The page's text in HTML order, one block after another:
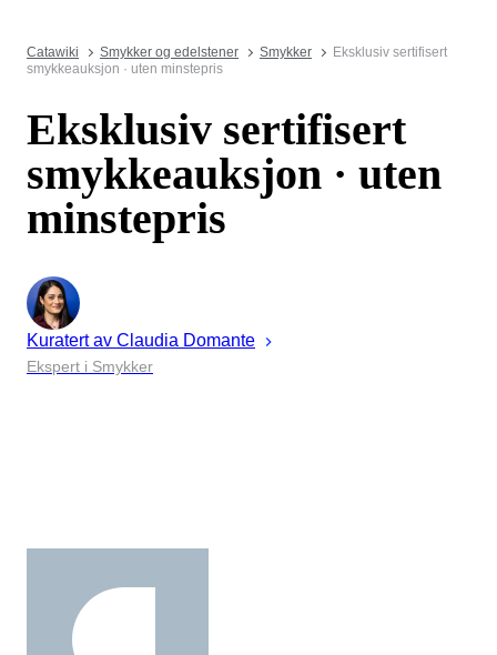
Catawiki Smykker og edelstener Smykker
Eksklusiv sertifisert
smykkeauksjon · uten minstepris
Eksklusiv sertifisert
smykkeauksjon · uten
minstepris
Kuratert av Claudia Domante
Ekspert i Smykker